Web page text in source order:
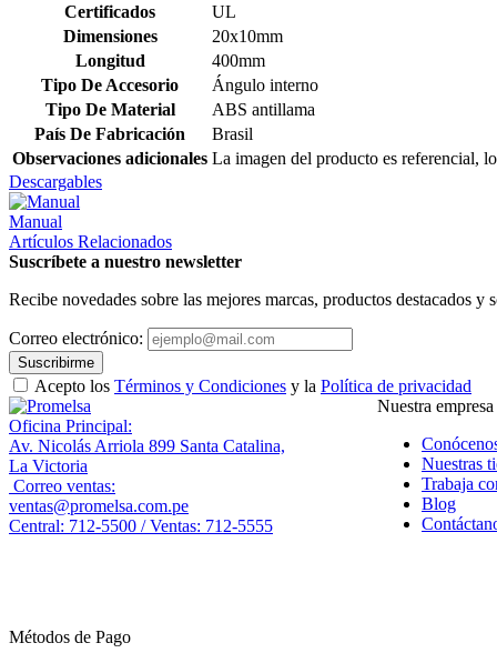
Certificados
UL
Dimensiones
20x10mm
Longitud
400mm
Tipo De Accesorio
Ángulo interno
Tipo De Material
ABS antillama
País De Fabricación
Brasil
Observaciones adicionales La imagen del producto es referencial,
Descargables
Manual
Artículos Relacionados
Suscríbete a nuestro newsletter
Recibe novedades sobre las mejores marcas, productos destacados y
Correo electrónico:
Suscribirme
Acepto los Términos y Condiciones y la Política de privacidad
Oficina Principal:
Av. Nicolás Arriola 899 Santa Catalina,
La Victoria
Correo ventas:
ventas@promelsa.com.pe
Central: 712-5500 / Ventas: 712-5555
Nuestra empresa
Nuestras
Trabaja
Blog
Métodos de Pago